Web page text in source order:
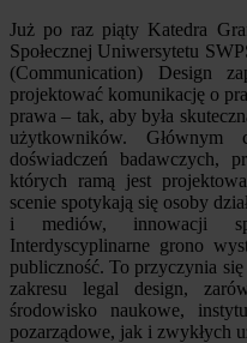
Już po raz piąty Katedra
Społecznej Uniwersytetu
(Communication) Design
projektować komunikację o
prawa – tak, aby była
użytkowników. Głównym
doświadczeń badawczych,
których ramą jest
scenie spotykają się osoby
i mediów, innowacji
Interdyscyplinarne grono
publiczność. To przyczynia
zakresu legal design,
środowisko naukowe,
pozarządowe, jak i zwykłych